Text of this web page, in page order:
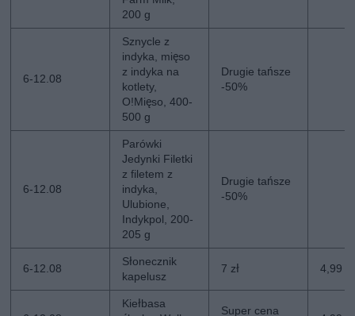
200 g
6-12.08
Sznycle z
indyka, mięso
z indyka na
kotlety,
O!Mięso, 400-
500 g
Drugie tańsze
-50%
6-12.08
Parówki
Jedynki Filetki
z filetem z
indyka,
Ulubione,
Indykpol, 200-
205 g
Drugie tańsze
-50%
6-12.08
Słonecznik
kapelusz
7 zł 4,99
Kiełbasa
Super cena